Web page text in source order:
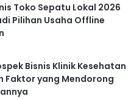
Toko Sepatu Lokal 2026
Pilihan Usaha Offline
Bisnis Klinik Kesehatan
Faktor yang Mendorong